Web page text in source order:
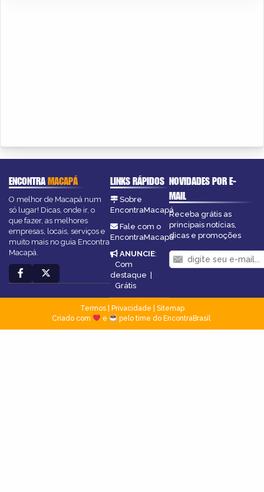
ENCONTRAMACAPÁ
O melhor de Macapá num
só lugar! Dicas, onde ir, o
que fazer, as melhores
empresas, locais, serviços e
muito mais no guia Encontra
Macapá.
LINKS RÁPIDOS
Sobre
EncontraMacapá
Fale com o
EncontraMacapá
ANUNCIE:
Com
destaque |
Grátis
NOVIDADES POR E-
MAIL
Receba grátis as
principais notícias,
dicas e promoções
Termos| Privacidade
Sitemap
Criado com
e pelo time do EncontraBrasil